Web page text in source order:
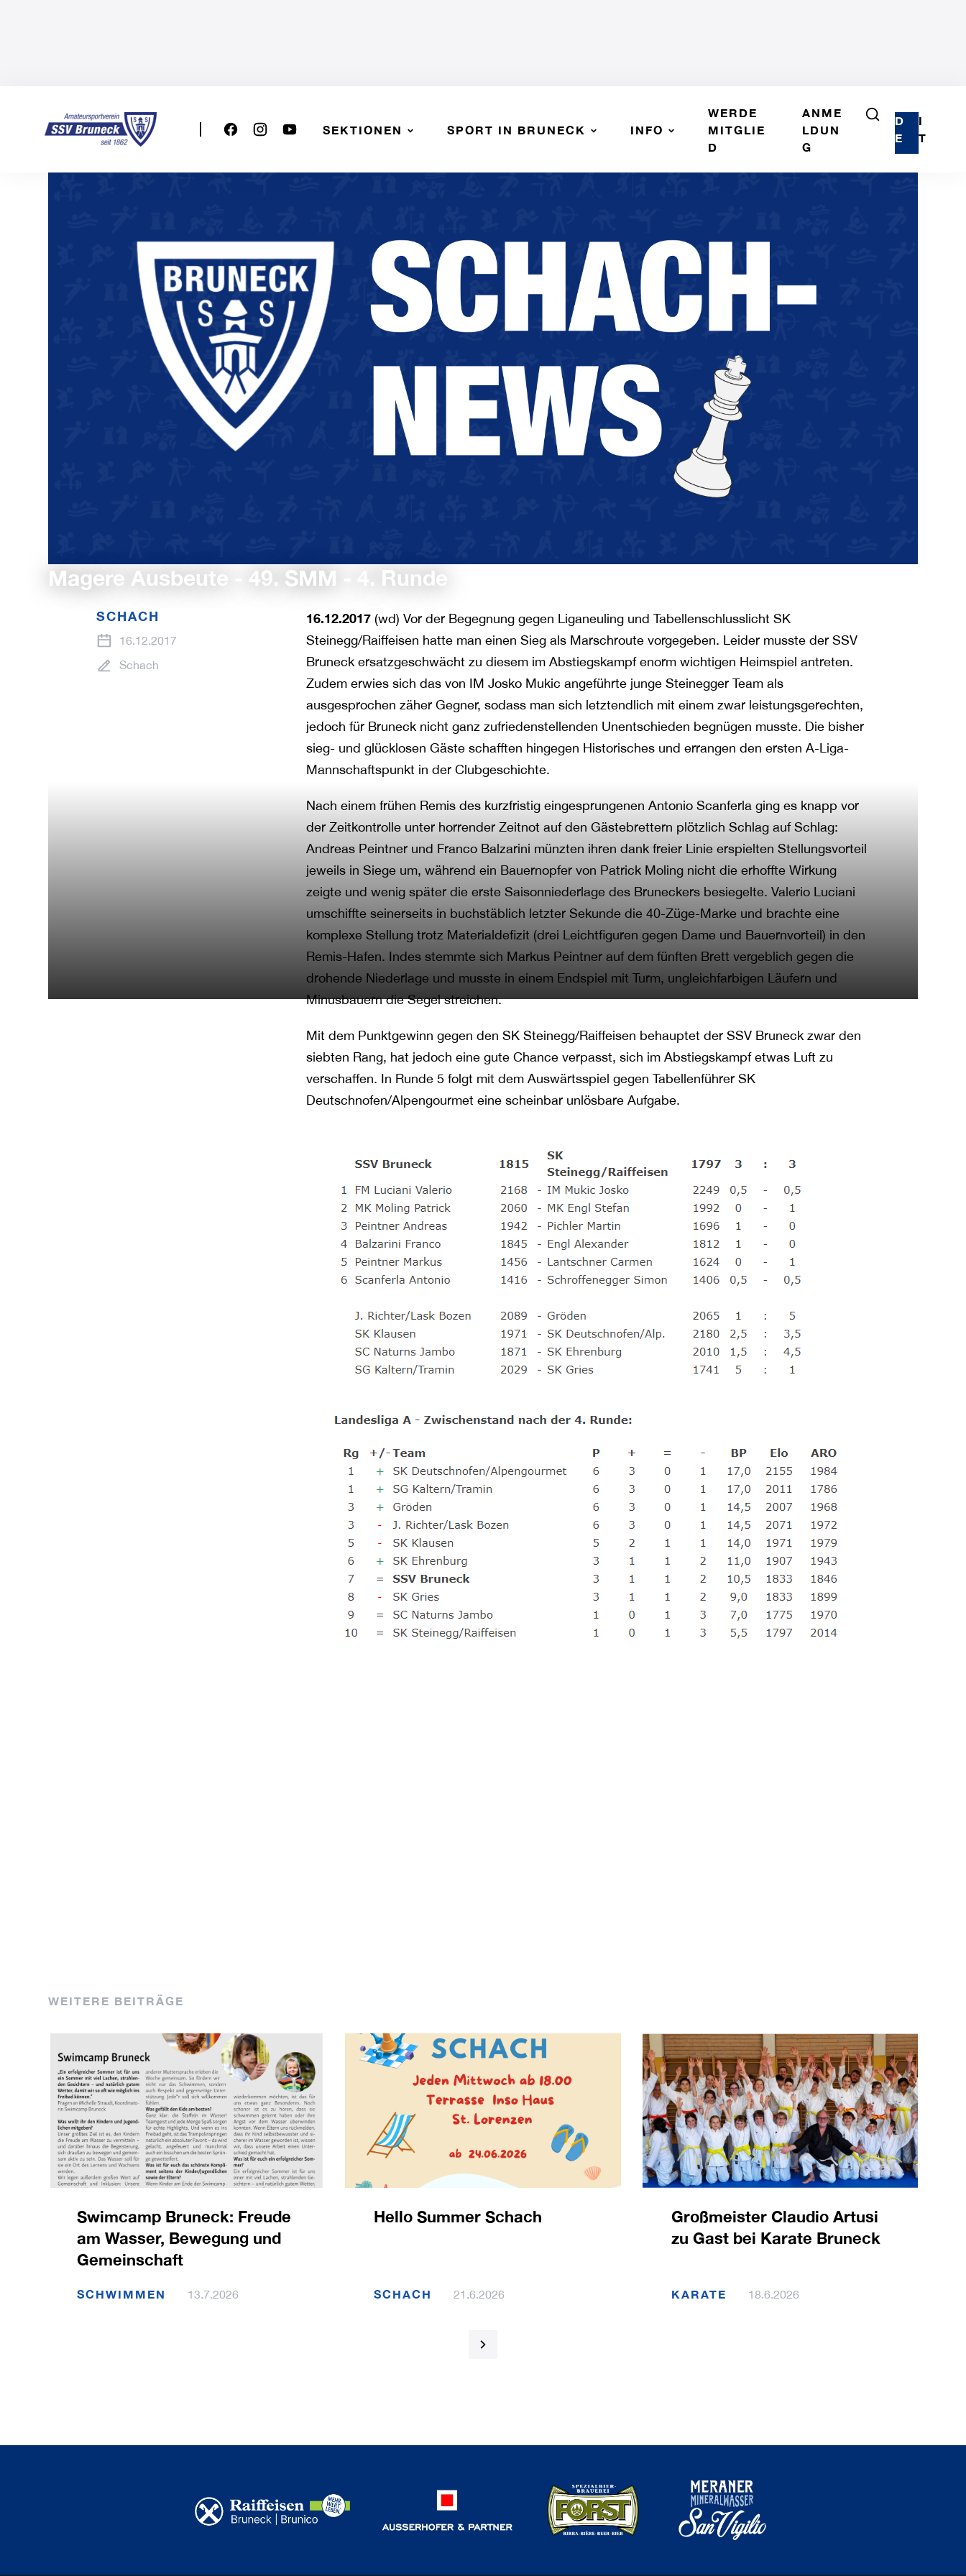
SEKTIONEN SPORT IN BRUNECK INFO
WERDE
MITGLIE
D
ANME
LDUN
G
D
E
I
T
Magere Ausbeute - 49. SMM - 4. Runde
SCHACH
16.12.2017
Schach
16.12.2017(wd) Vor der Begegnung gegen Liganeuling und Tabellenschlusslicht SK
Steinegg/Raiffeisen hatte man einen Sieg als Marschroute vorgegeben. Leider musste der SSV
Bruneck ersatzgeschwächt zu diesem im Abstiegskampf enorm wichtigen Heimspiel antreten.
Zudem erwies sich das von IM Josko Mukic angeführte junge Steinegger Team als
ausgesprochen zäher Gegner, sodass man sich letztendlich mit einem zwar leistungsgerechten,
jedoch für Bruneck nicht ganz zufriedenstellenden Unentschieden begnügen musste. Die bisher
sieg- und glücklosen Gäste schafften hingegen Historisches und errangen den ersten A-Liga-
Mannschaftspunkt in der Clubgeschichte.
Nach einem frühen Remis des kurzfristig eingesprungenen Antonio Scanferla ging es knapp vor
der Zeitkontrolle unter horrender Zeitnot auf den Gästebrettern plötzlich Schlag auf Schlag:
Andreas Peintner und Franco Balzarini münzten ihren dank freier Linie erspielten Stellungsvorteil
jeweils in Siege um, während ein Bauernopfer von Patrick Moling nicht die erhoffte Wirkung
zeigte und wenig später die erste Saisonniederlage des Bruneckers besiegelte. Valerio Luciani
umschiffte seinerseits in buchstäblich letzter Sekunde die 40-Züge-Marke und brachte eine
komplexe Stellung trotz Materialdefizit (drei Leichtfiguren gegen Dame und Bauernvorteil) in den
Remis-Hafen. Indes stemmte sich Markus Peintner auf dem fünften Brett vergeblich gegen die
drohende Niederlage und musste in einem Endspiel mit Turm, ungleichfarbigen Läufern und
Minusbauern die Segel streichen.
Mit dem Punktgewinn gegen den SK Steinegg/Raiffeisen behauptet der SSV Bruneck zwar den
siebten Rang, hat jedoch eine gute Chance verpasst, sich im Abstiegskampf etwas Luft zu
verschaffen. In Runde 5 folgt mit dem Auswärtsspiel gegen Tabellenführer SK
Deutschnofen/Alpengourmet eine scheinbar unlösbare Aufgabe.
WEITERE BEITRÄGE
Swimcamp Bruneck: Freude
am Wasser, Bewegung und
Gemeinschaft
SCHWIMMEN 13.7.2026
Hello Summer Schach
SCHACH 21.6.2026
Großmeister Claudio Artusi
zu Gast bei Karate Bruneck
KARATE 18.6.2026
1 / 120